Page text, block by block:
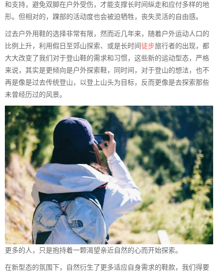
和支持，避免双脚在户外受伤，才能支撑长时间纵走和应付多样的地
形。但相对的，踝部的活动度也会被迫牺牲，丧失灵活的自由感。
过去户外用鞋的选择非常有限，然而近几年来，随着户外运动人口的
比例上升，利用假日至郊山探索、或是长时间 徒步旅行者的出现，都
大大改变了我们对于登山鞋的需求和习惯，这些新的运动型态，严格
来说，其实是更倾向是户外探索鞋，同时间，对于登山的想法，也不
再是像是过去传统登山，以登上山头为目标，反而更像是去探索那些
未曾经历过的风景。
更多的人，只是抱持着一颗渴望亲近自然的心而开始探索。
在新型态的氛围下，自然衍生了更多适应自身需求的鞋款，我们得要